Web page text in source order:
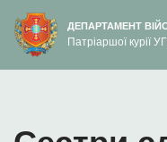
вмісту
Перейти
до
ДЕПАРТАМЕНТ
Патріаршої курії